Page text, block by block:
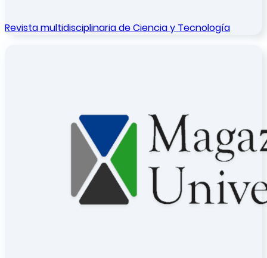
Revista multidisciplinaria de Ciencia y Tecnología